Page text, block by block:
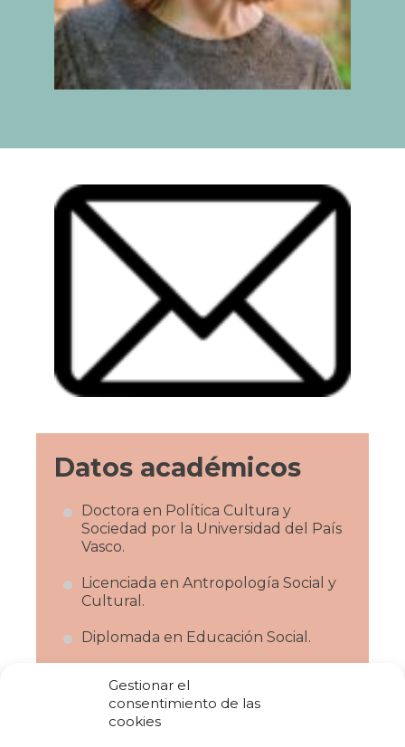
Gestionar el
consentimiento de las
cookies
Datos académicos
Doctora en Política Cultura y
Sociedad por la Universidad del País
Vasco.
Licenciada en Antropología Social y
Cultural.
Diplomada en Educación Social.
Actualmente Investigadora,
consultora y profesora en (Garúa S.